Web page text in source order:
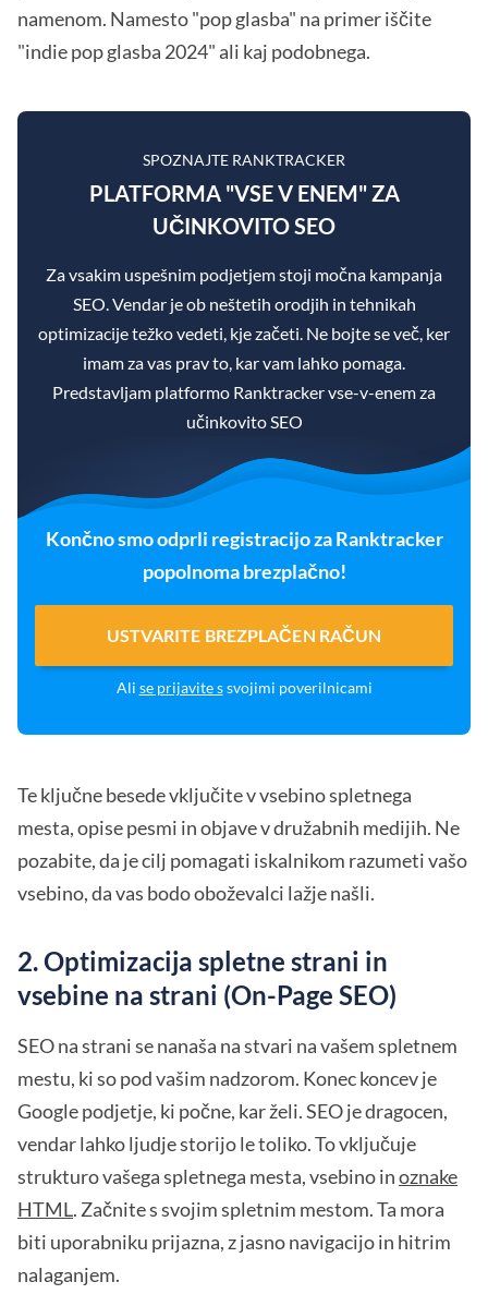
namenom. Namesto "pop glasba" na primer iščite
"indie pop glasba 2024" ali kaj podobnega.
SPOZNAJTE RANKTRACKER
PLATFORMA "VSE V ENEM" ZA
UČINKOVITO SEO
Za vsakim uspešnim podjetjem stoji močna kampanja
SEO. Vendar je ob neštetih orodjih in tehnikah
optimizacije težko vedeti, kje začeti. Ne bojte se več, ker
imam za vas prav to, kar vam lahko pomaga.
Predstavljam platformo Ranktracker vse-v-enem za
učinkovito SEO
Končno smo odprli registracijo za Ranktracker
popolnoma brezplačno!
USTVARITE BREZPLAČEN RAČUN
Ali se prijavite ssvojimi poverilnicami
Te ključne besede vključite v vsebino spletnega
mesta, opise pesmi in objave v družabnih medijih. Ne
pozabite, da je cilj pomagati iskalnikom razumeti vašo
vsebino, da vas bodo oboževalci lažje našli.
2. Optimizacija spletne strani in
vsebine na strani (On-Page SEO)
SEO na strani se nanaša na stvari na vašem spletnem
mestu, ki so pod vašim nadzorom. Konec koncev je
Google podjetje, ki počne, kar želi. SEO je dragocen,
vendar lahko ljudje storijo le toliko. To vključuje
strukturo vašega spletnega mesta, vsebino inoznake
HTML. Začnite s svojim spletnim mestom. Ta mora
biti uporabniku prijazna, z jasno navigacijo in hitrim
nalaganjem.